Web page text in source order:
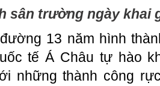
sân trường ngày khai
13 năm hình
tế Á Châu tự hào
những thành công